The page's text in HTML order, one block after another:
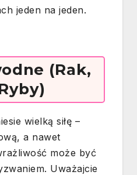
jeden na jeden.
(Rak,
wielką siłę –
a nawet
może być
Uważajcie